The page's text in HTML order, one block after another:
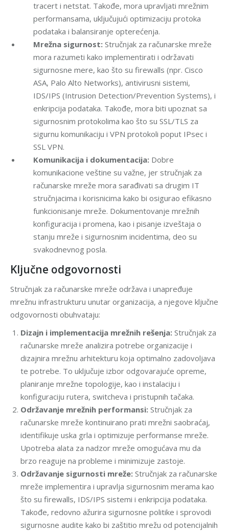
tracert i netstat. Takođe, mora upravljati mrežnim
performansama, uključujući optimizaciju protoka
podataka i balansiranje opterećenja.
Mrežna sigurnost: Stručnjak za računarske mreže
mora razumeti kako implementirati i održavati
sigurnosne mere, kao što su firewalls (npr. Cisco
ASA, Palo Alto Networks), antivirusni sistemi,
IDS/IPS (Intrusion Detection/Prevention Systems), i
enkripcija podataka. Takođe, mora biti upoznat sa
sigurnosnim protokolima kao što su SSL/TLS za
sigurnu komunikaciju i VPN protokoli poput IPsec i
SSL VPN.
Komunikacija i dokumentacija: Dobre
komunikacione veštine su važne, jer stručnjak za
računarske mreže mora sarađivati sa drugim IT
stručnjacima i korisnicima kako bi osigurao efikasno
funkcionisanje mreže. Dokumentovanje mrežnih
konfiguracija i promena, kao i pisanje izveštaja o
stanju mreže i sigurnosnim incidentima, deo su
svakodnevnog posla.
Ključne odgovornosti
Stručnjak za računarske mreže održava i unapređuje
mrežnu infrastrukturu unutar organizacija, a njegove ključne
odgovornosti obuhvataju:
Dizajn i implementacija mrežnih rešenja: Stručnjak za
računarske mreže analizira potrebe organizacije i
dizajnira mrežnu arhitekturu koja optimalno zadovoljava
te potrebe. To uključuje izbor odgovarajuće opreme,
planiranje mrežne topologije, kao i instalaciju i
konfiguraciju rutera, switcheva i pristupnih tačaka.
Održavanje mrežnih performansi: Stručnjak za
računarske mreže kontinuirano prati mrežni saobraćaj,
identifikuje uska grla i optimizuje performanse mreže.
Upotreba alata za nadzor mreže omogućava mu da
brzo reaguje na probleme i minimizuje zastoje.
Održavanje sigurnosti mreže: Stručnjak za računarske
mreže implementira i upravlja sigurnosnim merama kao
što su firewalls, IDS/IPS sistemi i enkripcija podataka.
Takođe, redovno ažurira sigurnosne politike i sprovodi
sigurnosne audite kako bi zaštitio mrežu od potencijalnih